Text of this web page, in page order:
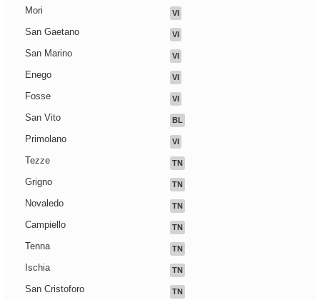
Mori VI
San Gaetano VI
San Marino VI
Enego VI
Fosse VI
San Vito BL
Primolano VI
Tezze TN
Grigno TN
Novaledo TN
Campiello TN
Tenna TN
Ischia TN
San Cristoforo TN